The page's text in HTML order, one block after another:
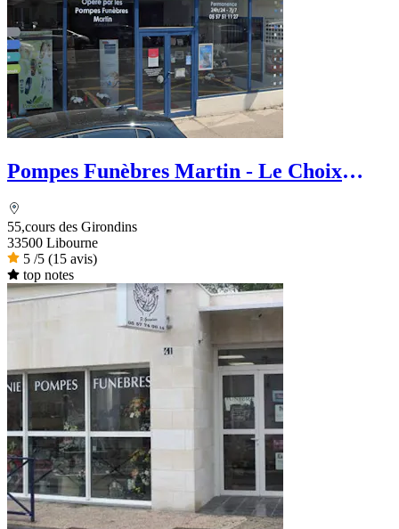
Pompes Funèbres Martin - Le Choix
55,cours des Girondins
33500 Libourne
5 /5 (15 avis)
top notes